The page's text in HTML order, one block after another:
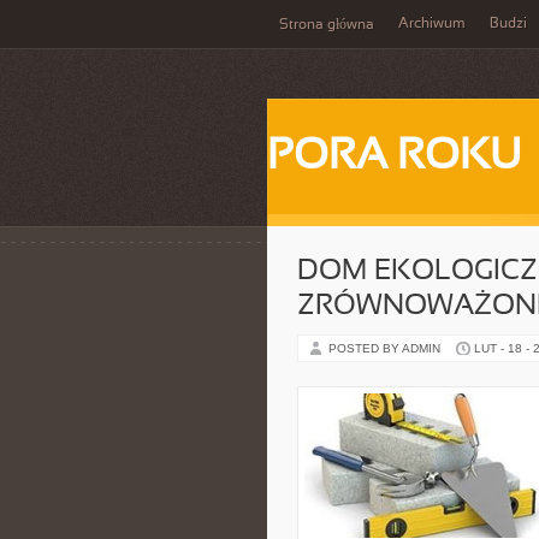
Strona główna Archiwum Budzi
PORA ROKU
DOM
POSTED BY ADMIN LUT - 18 -